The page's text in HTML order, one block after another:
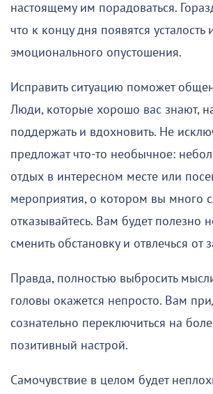
настоящему им порадоваться.
что к концу дня появятся
эмоционального опустошения.
Исправить ситуацию поможет
Люди, которые хорошо вас знают,
поддержать и вдохновить. Не
предложат что-то необычное:
отдых в интересном месте или
мероприятия, о котором вы много
отказывайтесь. Вам будет полезно
сменить обстановку и отвлечься от
Правда, полностью выбросить
головы окажется непросто. Вам
сознательно переключиться на
позитивный настрой.
Самочувствие в целом будет